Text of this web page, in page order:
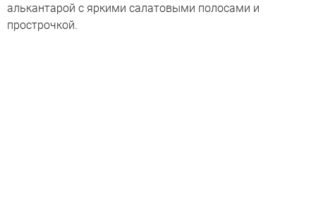
алькантарой с яркими салатовыми полосами и
прострочкой.